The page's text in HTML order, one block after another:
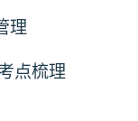
理
点梳理